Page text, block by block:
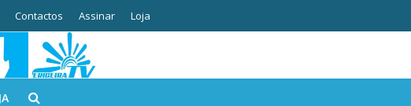
Contactos Assinar Loja